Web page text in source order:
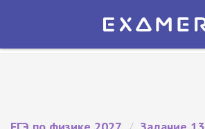
Экзамер — ЕГЭ 2027